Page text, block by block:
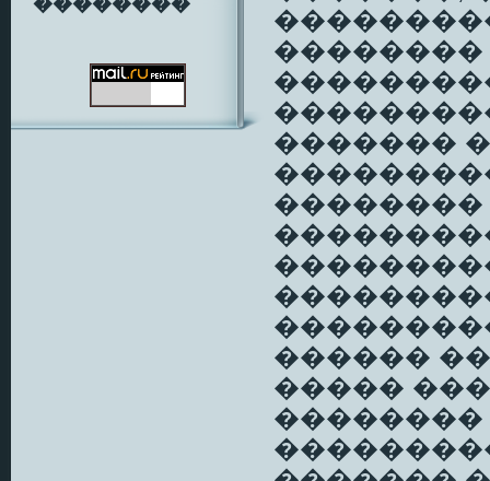
�������
��������
������
�����